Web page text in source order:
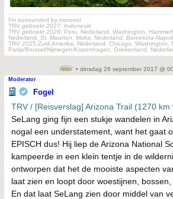
I'm surrounded by morons!
TRV geboekt 2027: Indonesië
TRV geboekt 2026: Peru, Nederland, Washington,
Nederland, St. Maarten, Malta, Nederland, Barcelona-
TRV 2025:Zuid-Amerika, Nederland, Chicago, Washington,
Parijs/Brussel/Nijmegen/Kopenhagen, Griekenland,
• dinsdag 26 september 2017 @
Moderator
Fogel
TRV / [Reisverslag] Arizona Trail (1270 km
SeLang ging fijn een stukje wandelen in
nogal een understatement, want het gaat
EPISCH dus! Hij liep de Arizona National
kampeerde in een klein tentje in de
ontworpen dat het de mooiste aspecten
laat zien en loopt door woestijnen,
En dat laat SeLang zien door middel van